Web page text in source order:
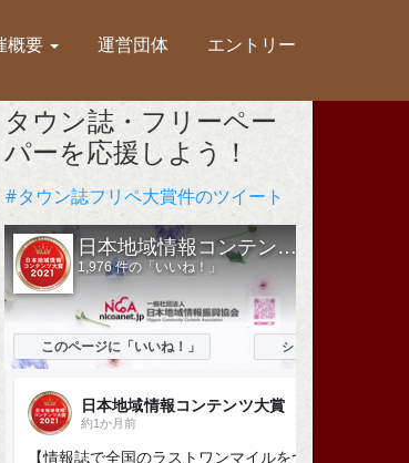
概要 運営団体 エントリー
タウン誌・フリーペー
パーを応援しよう！
#タウン誌フリペ大賞件のツイート